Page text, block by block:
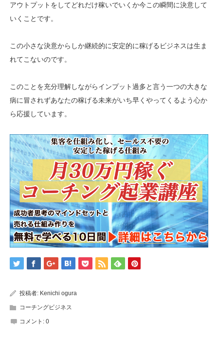
アウトプットをしてどれだけ稼いでいくか今この瞬間に決意して
いくことです。
この小さな決意からしか継続的に安定的に稼げるビジネスは生ま
れてこないのです。
このことを充分理解しながらインプット過多と言う一つの大きな
病に冒されずあなたの稼げる未来がいち早くやってくるよう心か
ら応援しています。
投稿者: Kenichi ogura
コーチングビジネス
コメント: 0